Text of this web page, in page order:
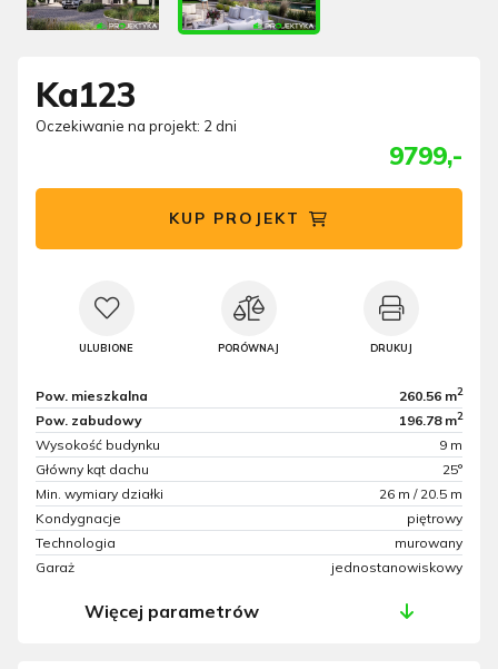
Ka123
Oczekiwanie na projekt: 2 dni
9799,-
KUP PROJEKT
ULUBIONE PORÓWNAJ DRUKUJ
Pow. mieszkalna 260.56 m2
Pow. zabudowy 196.78 m2
Wysokość budynku
9 m
Główny kąt dachu
25°
Min. wymiary działki
26 m / 20.5 m
Kondygnacje
piętrowy
Technologia
murowany
Garaż
jednostanowiskowy
Więcej parametrów